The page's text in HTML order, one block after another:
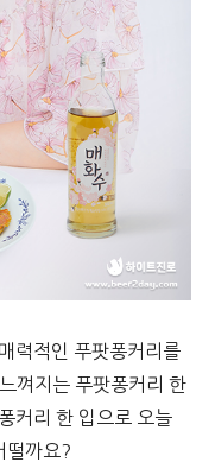
력적인 푸팟퐁커리를
껴지는 푸팟퐁커리 한
커리 한 입으로 오늘
떨까요?